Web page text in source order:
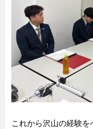
これから沢山の経験